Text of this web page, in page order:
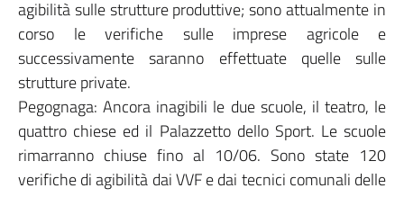
agibilità sulle strutture produttive; sono attualmente in
corso le verifiche sulle imprese agricole e
successivamente saranno effettuate quelle sulle
strutture private.
Pegognaga: Ancora inagibili le due scuole, il teatro, le
quattro chiese ed il Palazzetto dello Sport. Le scuole
rimarranno chiuse fino al 10/06. Sono state 120
verifiche di agibilità dai VVF e dai tecnici comunali delle